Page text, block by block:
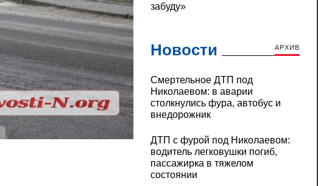
В центре Николаева на дороге из-за
Новости АРХИВ
Смертельное ДТП под
Николаевом: в аварии
столкнулись фура, автобус и
внедорожник
ДТП с фурой под Николаевом:
водитель легковушки погиб,
пассажирка в тяжелом
состоянии